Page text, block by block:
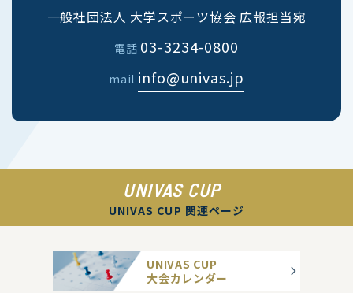
一般社団法人 大学スポーツ協会 広報担当宛
電話 03-3234-0800
mail info@univas.jp
UNIVAS CUP
UNIVAS CUP 関連ページ
UNIVAS CUP
大会カレンダー